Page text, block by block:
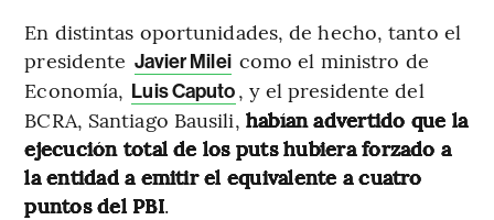
En distintas oportunidades, de hecho, tanto el
presidente Javier Milei como el ministro de
Economía, Luis Caputo, y el presidente del
BCRA, Santiago Bausili, habían advertido que la
ejecución total de los puts hubiera forzado a
la entidad a emitir el equivalente a cuatro
puntos del PBI.